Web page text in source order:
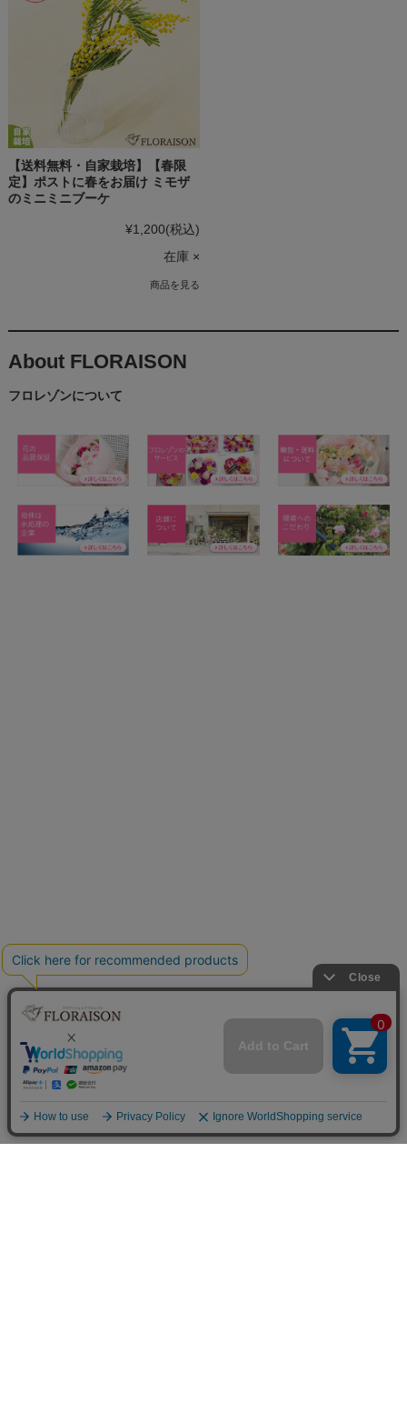
【送料無料・自家栽培】【春限
定】ポストに春をお届け ミモザ
のミニミニブーケ
¥1,200(税込)
在庫 ×
商品を見る
About FLORAISON
フロレゾンについて